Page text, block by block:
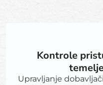
Kontrole
Upravljanje